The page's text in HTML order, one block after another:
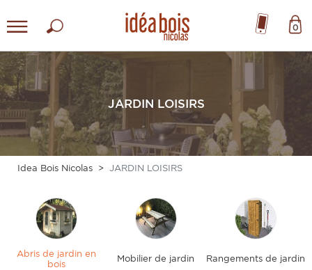
0
JARDIN LOISIRS
Idea Bois Nicolas JARDIN LOISIRS
Abris de jardin en
bois
Mobilier de jardin Rangements de jardin